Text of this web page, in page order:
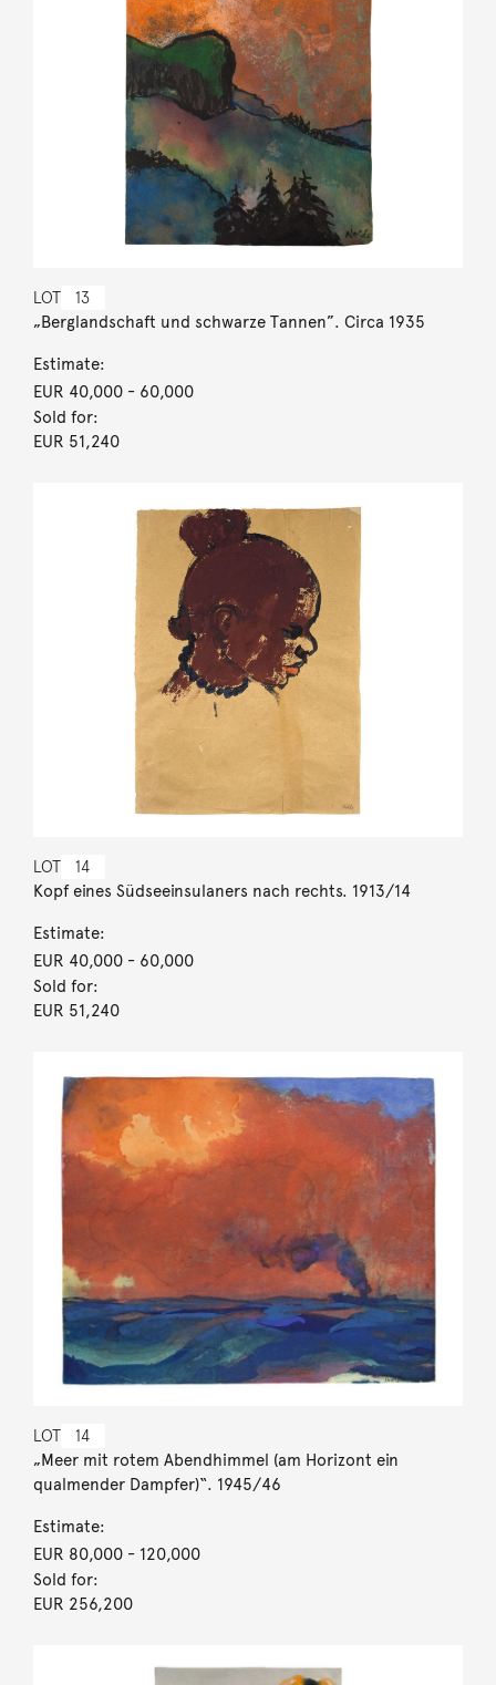
LOT 13
„Berglandschaft und schwarze Tannen”. Circa 1935
Estimate:
EUR 40,000- 60,000
Sold for:
EUR 51,240
LOT 14
Kopf eines Südseeinsulaners nach rechts. 1913/14
Estimate:
EUR 40,000- 60,000
Sold for:
EUR 51,240
LOT 14
„Meer mit rotem Abendhimmel (am Horizont ein
qualmender Dampfer)“. 1945/46
Estimate:
EUR 80,000- 120,000
Sold for:
EUR 256,200